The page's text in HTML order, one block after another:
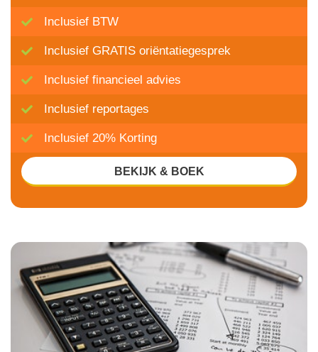
Inclusief BTW
Inclusief GRATIS oriëntatiegesprek
Inclusief financieel advies
Inclusief reportages
Inclusief 20% Korting
BEKIJK & BOEK